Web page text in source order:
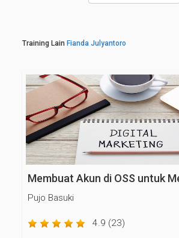
Training LainFianda Julyantoro
Pujo Basuki
4.9 (23)